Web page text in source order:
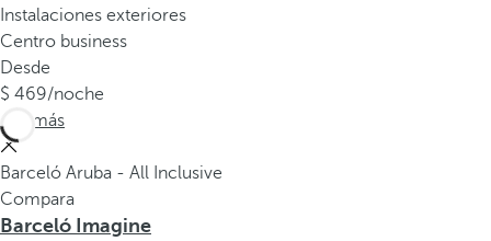
Instalaciones exteriores
Centro business
Desde
469/noche
Ver más
Barceló Aruba - All Inclusive
Compara
Barceló Imagine